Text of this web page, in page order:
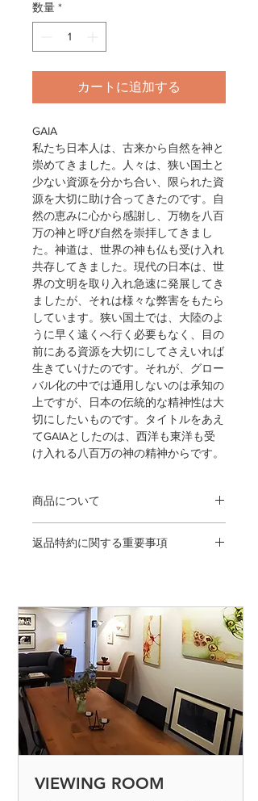
数量 *
カートに追加する
GAIA
私たち日本人は、古来から自然を神と
崇めてきました。人々は、狭い国土と
少ない資源を分かち合い、限られた資
源を大切に助け合ってきたのです。自
然の恵みに心から感謝し、万物を八百
万の神と呼び自然を崇拝してきまし
た。神道は、世界の神も仏も受け入れ
共存してきました。現代の日本は、世
界の文明を取り入れ急速に発展してき
ましたが、それは様々な弊害をもたら
しています。狭い国土では、大陸のよ
うに早く遠くへ行く必要もなく、目の
前にある資源を大切にしてさえいれば
生きていけたのです。それが、グロー
バル化の中では通用しないのは承知の
上ですが、日本の伝統的な精神性は大
切にしたいものです。タイトルをあえ
てGAIAとしたのは、西洋も東洋も受
け入れる八百万の神の精神からです。
商品について
チュラル）透明アクリル使用／フレー
／※商品の色は、ご覧いただいている
ディスプレイの状態により、実物と多
少の違いが生じることがございますの
でご了承ください。
返品特約に関する重要事項
◎発送手違いに関して、送料着払いに
て弊社にお送り下さい。（到着日にご
連絡下さい）
◎商品が不良品の場合、送料着払いに
て弊社にお送り下さい。（到着日にご
連絡下さい）返品商品を確認後、交換
もしくは返金の手続きを取らせて頂き
ます。不良品の判断は、製品を検査し
て不良品と認められた場合のみとなり
ます。商品の返却は7日以内でお願い
致します。
VIEWING ROOM